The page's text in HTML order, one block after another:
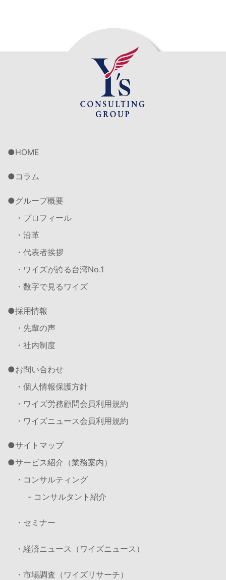
HOME
コラム
グループ概要
・プロフィール
・沿革
・代表者挨拶
・ワイズが誇る台湾No.1
・数字で見るワイズ
採用情報
・先輩の声
・社内制度
お問い合わせ
・個人情報保護方針
・ワイズ労務顧問会員利用規約
・ワイズニュース会員利用規約
サイトマップ
サービス紹介（業務案内）
・コンサルティング
- コンサルタント紹介
・セミナー
・経済ニュース（ワイズニュース）
・市場調査（ワイズリサーチ）